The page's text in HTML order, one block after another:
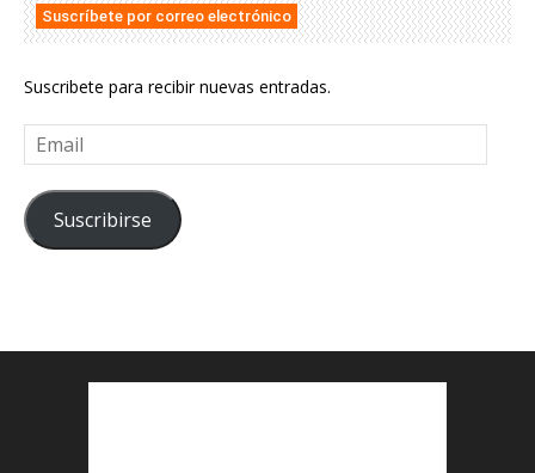
Suscríbete por correo electrónico
Suscribete para recibir nuevas entradas.
Email
Suscribirse